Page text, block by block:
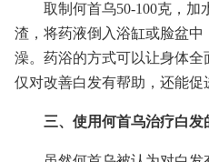
取制何首乌50-100克，加
渣，将药液倒入浴缸或脸盆
澡。药浴的方式可以让身体
仅对改善白发有帮助，还能促
三、使用何首乌治疗白发